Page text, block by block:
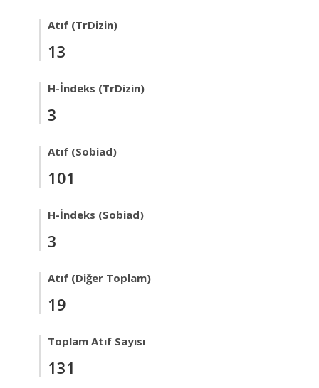
Atıf (TrDizin)
13
H-İndeks (TrDizin)
3
Atıf (Sobiad)
101
H-İndeks (Sobiad)
3
Atıf (Diğer Toplam)
19
Toplam Atıf Sayısı
131